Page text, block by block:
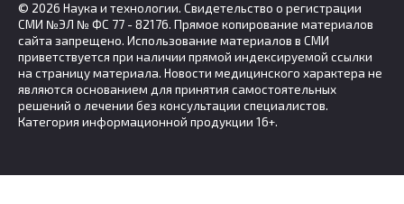
© 2026 Наука и технологии. Свидетельство о регистрации
СМИ №ЭЛ № ФС 77 - 82176. Прямое копирование материалов
сайта запрещено. Использование материалов в СМИ
приветствуется при наличии прямой индексируемой ссылки
на страницу материала. Новости медицинского характера не
являются основанием для принятия самостоятельных
решений о лечении без консультации специалистов.
Категория информационной продукции 16+.